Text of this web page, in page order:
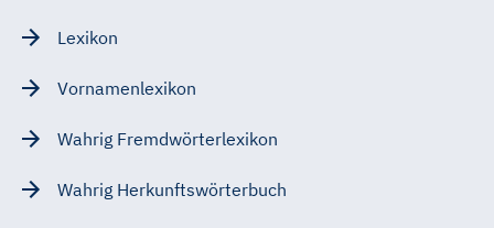
Lexikon
Vornamenlexikon
Wahrig Fremdwörterlexikon
Wahrig Herkunftswörterbuch